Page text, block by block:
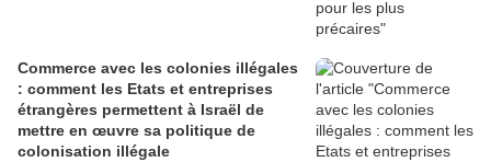
Commerce avec les colonies illégales
: comment les Etats et entreprises
étrangères permettent à Israël de
mettre en œuvre sa politique de
colonisation illégale